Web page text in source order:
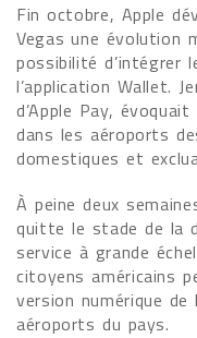
Fin octobre, Apple
Vegas une évolution
possibilité d’intégrer
l’application Wallet.
d’Apple Pay,
dans les aéroports
domestiques et
À peine deux
quitte le stade de la
service à grande
citoyens américains
version numérique
aéroports du pays.